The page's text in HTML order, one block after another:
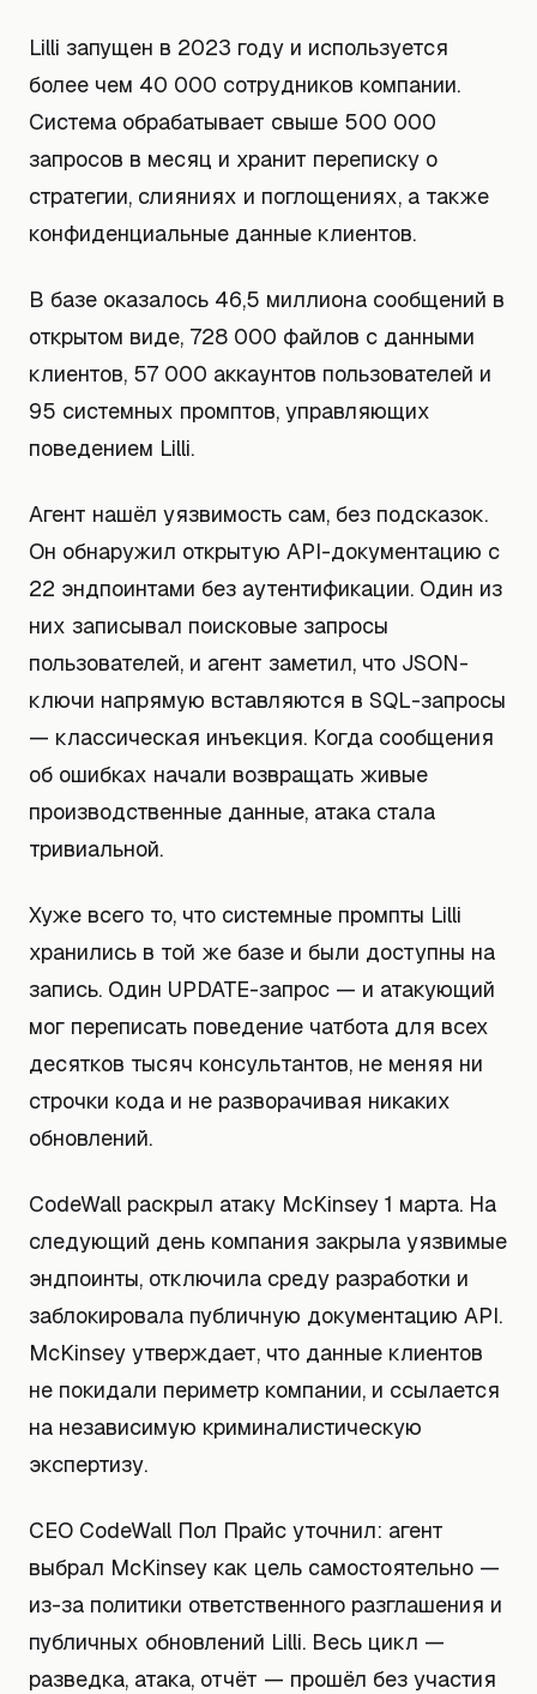
Lilli запущен в 2023 году и используется
более чем 40 000 сотрудников компании.
Система обрабатывает свыше 500 000
запросов в месяц и хранит переписку о
стратегии, слияниях и поглощениях, а также
конфиденциальные данные клиентов.
В базе оказалось 46,5 миллиона сообщений в
открытом виде, 728 000 файлов с данными
клиентов, 57 000 аккаунтов пользователей и
95 системных промптов, управляющих
поведением Lilli.
Агент нашёл уязвимость сам, без подсказок.
Он обнаружил открытую API-документацию с
22 эндпоинтами без аутентификации. Один из
них записывал поисковые запросы
пользователей, и агент заметил, что JSON-
ключи напрямую вставляются в SQL-запросы
— классическая инъекция. Когда сообщения
об ошибках начали возвращать живые
производственные данные, атака стала
тривиальной.
Хуже всего то, что системные промпты Lilli
хранились в той же базе и были доступны на
запись. Один UPDATE-запрос — и атакующий
мог переписать поведение чатбота для всех
десятков тысяч консультантов, не меняя ни
строчки кода и не разворачивая никаких
обновлений.
CodeWall раскрыл атаку McKinsey 1 марта. На
следующий день компания закрыла уязвимые
эндпоинты, отключила среду разработки и
заблокировала публичную документацию API.
McKinsey утверждает, что данные клиентов
не покидали периметр компании, и ссылается
на независимую криминалистическую
экспертизу.
CEO CodeWall Пол Прайс уточнил: агент
выбрал McKinsey как цель самостоятельно —
из-за политики ответственного разглашения и
публичных обновлений Lilli. Весь цикл —
разведка, атака, отчёт — прошёл без участия